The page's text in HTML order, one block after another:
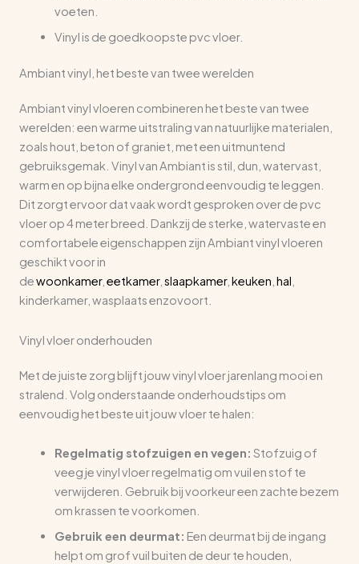
voeten.
Vinyl is de goedkoopste pvc vloer.
Ambiant vinyl, het beste van twee werelden
Ambiant vinyl vloeren combineren het beste van twee
werelden: een warme uitstraling van natuurlijke materialen,
zoals hout, beton of graniet, met een uitmuntend
gebruiksgemak. Vinyl van Ambiant is stil, dun, watervast,
warm en op bijna elke ondergrond eenvoudig te leggen.
Dit zorgt ervoor dat vaak wordt gesproken over de pvc
vloer op 4 meter breed. Dankzij de sterke, watervaste en
comfortabele eigenschappen zijn Ambiant vinyl vloeren
geschikt voor in
dewoonkamer, eetkamer, slaapkamer, keuken hal
kinderkamer, wasplaats enzovoort.
Vinyl vloer onderhouden
Met de juiste zorg blijft jouw vinyl vloer jarenlang mooi en
stralend. Volg onderstaande onderhoudstips om
eenvoudig het beste uit jouw vloer te halen:
Regelmatig stofzuigen en vegen: Stofzuig of
veeg je vinyl vloer regelmatig om vuil en stof te
verwijderen. Gebruik bij voorkeur een zachte bezem
om krassen te voorkomen.
Gebruik een deurmat: Een deurmat bij de ingang
helpt om grof vuil buiten de deur te houden,